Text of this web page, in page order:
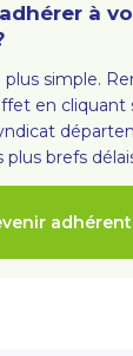
à
simple.
en cliquant
brefs
adhérent